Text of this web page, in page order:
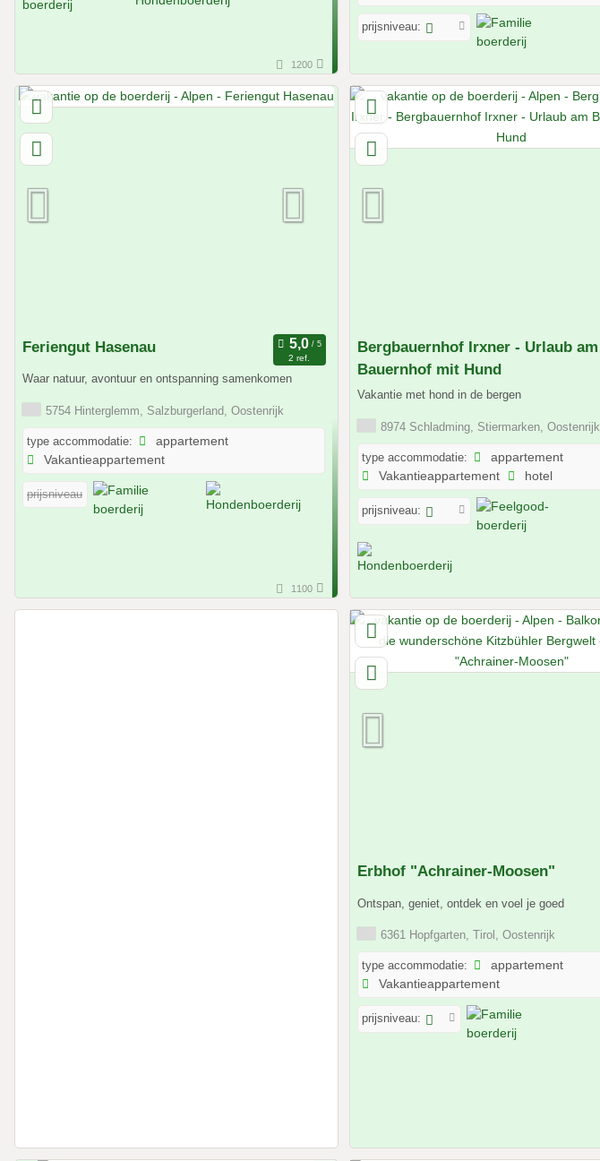
1200
prijsniveau:
Feriengut Hasenau
2 ref.
Waar natuur, avontuur en ontspanning samenkomen
5754 Hinterglemm, Salzburgerland, Oostenrijk
type accommodatie:
appartement
Vakantieappartement
prijsniveau
1100
Bergbauernhof Irxner - Urlaub am
Bauernhof mit Hund
Vakantie met hond in de bergen
8974 Schladming, Stiermarken, Oostenrijk
type accommodatie:
appartement
Vakantieappartement
hotel
prijsniveau:
Erbhof "Achrainer-Moosen"
Ontspan, geniet, ontdek en voel je goed
6361 Hopfgarten, Tirol, Oostenrijk
type accommodatie:
appartement
Vakantieappartement
prijsniveau: